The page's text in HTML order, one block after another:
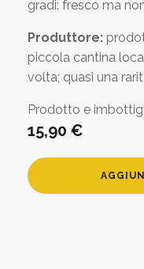
gradi: fresco ma
Produttore:
piccola cantina
volta; quasi una
Prodotto e
15,90 €
Vino
di